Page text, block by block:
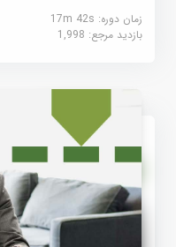
زمان دوره: 17m 42s
بازدید مرجع:1,998